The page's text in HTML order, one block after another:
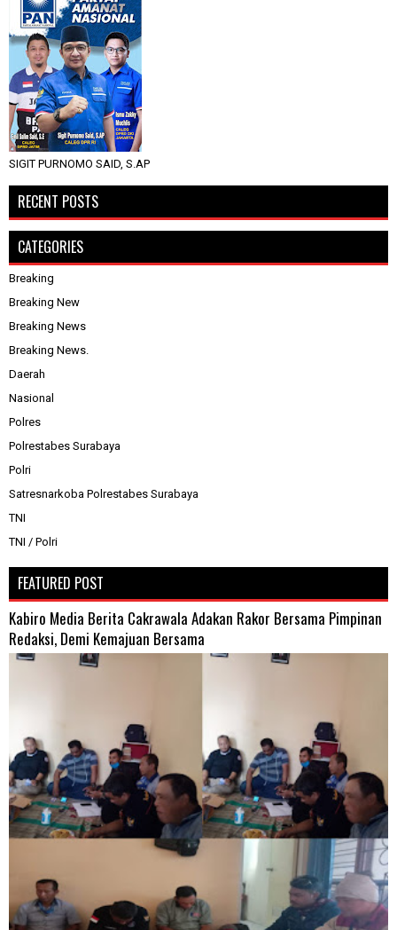
SIGIT PURNOMO SAID, S.AP
RECENT POSTS
CATEGORIES
Breaking
Breaking New
Breaking News
Breaking News.
Daerah
Nasional
Polres
Polrestabes Surabaya
Polri
Satresnarkoba Polrestabes Surabaya
TNI
TNI / Polri
FEATURED POST
Kabiro Media Berita Cakrawala Adakan Rakor Bersama Pimpinan
Redaksi, Demi Kemajuan Bersama